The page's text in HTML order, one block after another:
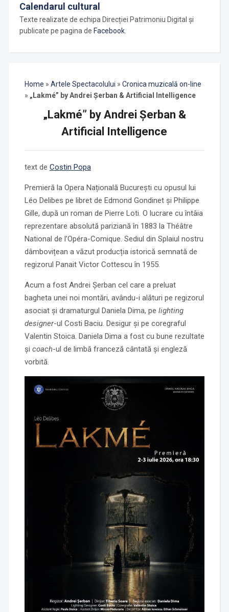
Calendarul cultural
Texte realizate de echipa Direcției Patrimoniu Digital și
publicate pe pagina de Facebook.
Home » Artele Spectacolului » Cronica muzicală on-line
» „Lakmé” by Andrei Șerban & Artificial Intelligence
„Lakmé” by Andrei Șerban &
Artificial Intelligence
text de Costin Popa
Premieră la Opera Națională București cu opusul lui
Léo Delibes pe libret de Edmond Gondinet și Philippe
Gille, după un roman de Pierre Loti. O lucrare cu întâia
reprezentare absolută pariziană în 1883 la Théâtre
National de l’Opéra-Comique. Sediul din Splaiul nostru
dâmbovițean a văzut producția istorică semnată de
regizorul Panait Victor Cottescu în 1955.
Acum a fost Andrei Șerban cel care a preluat
bagheta unei noi montări, avându-i alături pe regizorul
asociat și dramaturgul Daniela Dima, pe lighting
designer-ul Costi Baciu. Desigur și pe coregraful
Valentin Stoica. Daniela Dima a fost cu bune rezultate
și coach-ul de limbă franceză cântată și engleză
vorbită.